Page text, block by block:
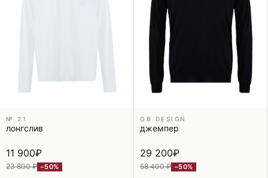
№ 21
лонгслив
11 900₽
23 800 ₽ −50%
OB DESIGN
джемпер
29 200₽
58 400 ₽ −50%